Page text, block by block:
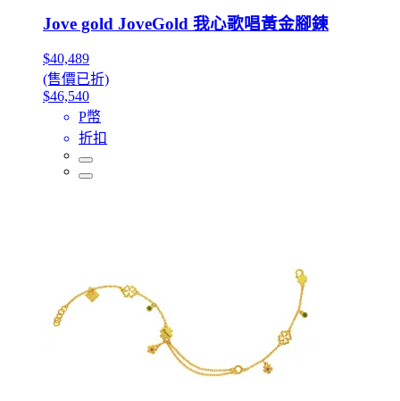
Jove gold JoveGold 我心歌唱黃金腳鍊
$40,489
(售價已折)
$46,540
P幣
折扣